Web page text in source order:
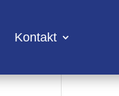
Kontakt